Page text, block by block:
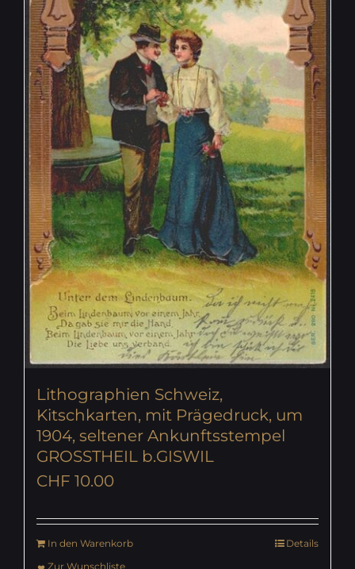
Lithographien Schweiz,
Kitschkarten, mit Prägedruck, um
1904, seltener Ankunftsstempel
GROSSTHEIL b.GISWIL
CHF 10.00
In den Warenkorb
Details
Zur Wunschliste